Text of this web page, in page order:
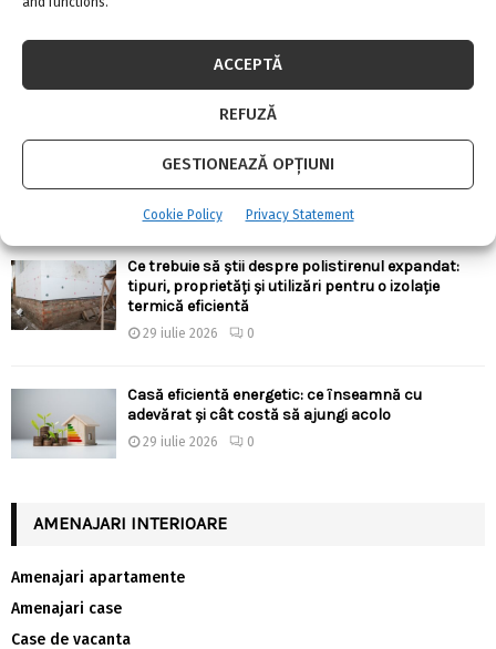
ACCEPTĂ
REFUZĂ
GESTIONEAZĂ OPȚIUNI
Cookie Policy Privacy Statement
Ergonomia în bucătărie: cum alegi înălțimile,
adâncimile și distanțele corecte pentru confort
Ce trebuie să știi despre polistirenul expandat:
tipuri, proprietăți și utilizări pentru o izolație
termică eficientă
29 iulie 2026 0
Casă eficientă energetic: ce înseamnă cu
adevărat și cât costă să ajungi acolo
29 iulie 2026 0
AMENAJARI INTERIOARE
Amenajari apartamente
Amenajari case
Case de vacanta